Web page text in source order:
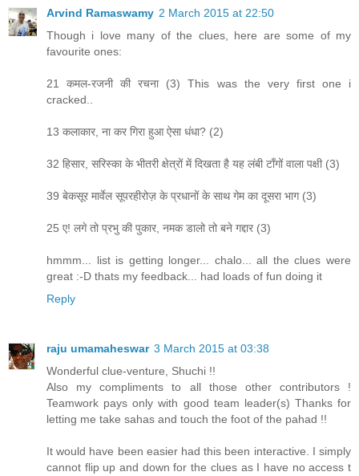
Arvind Ramaswamy 2 March 2015 at 22:50
Though i love many of the clues, here are some of my
favourite ones:
21 कमल-रजनी की रचना (3) This was the very first one i
cracked..
13 कलाकार, ना कर गिरा हुआ ऐसा धंधा? (2)
32 हिसार, सरिस्का के भीतरी क्षेत्रों में दिखता है यह लंबी टाँगों वाला पक्षी (3)
39 बेकसूर मार्वेल सूपरहीरोज़ के प्रधानों के साथ गेम का दूसरा भाग (3)
25 ए! लगे तो प्रभु की पुकार, नमक डालो तो बने गद्दार (3)
hmmm... list is getting longer... chalo... all the clues were
great :-D thats my feedback... had loads of fun doing it
Reply
raju umamaheswar 3 March 2015 at 03:38
Wonderful clue-venture, Shuchi !!
Also my compliments to all those other contributors !
Teamwork pays only with good team leader(s) Thanks for
letting me take sahas and touch the foot of the pahad !!
It would have been easier had this been interactive. I simply
cannot flip up and down for the clues as I have no access t